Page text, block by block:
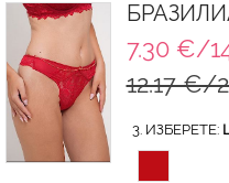
7.30 €/
12.17 €/
3. ИЗБЕРЕТЕ: